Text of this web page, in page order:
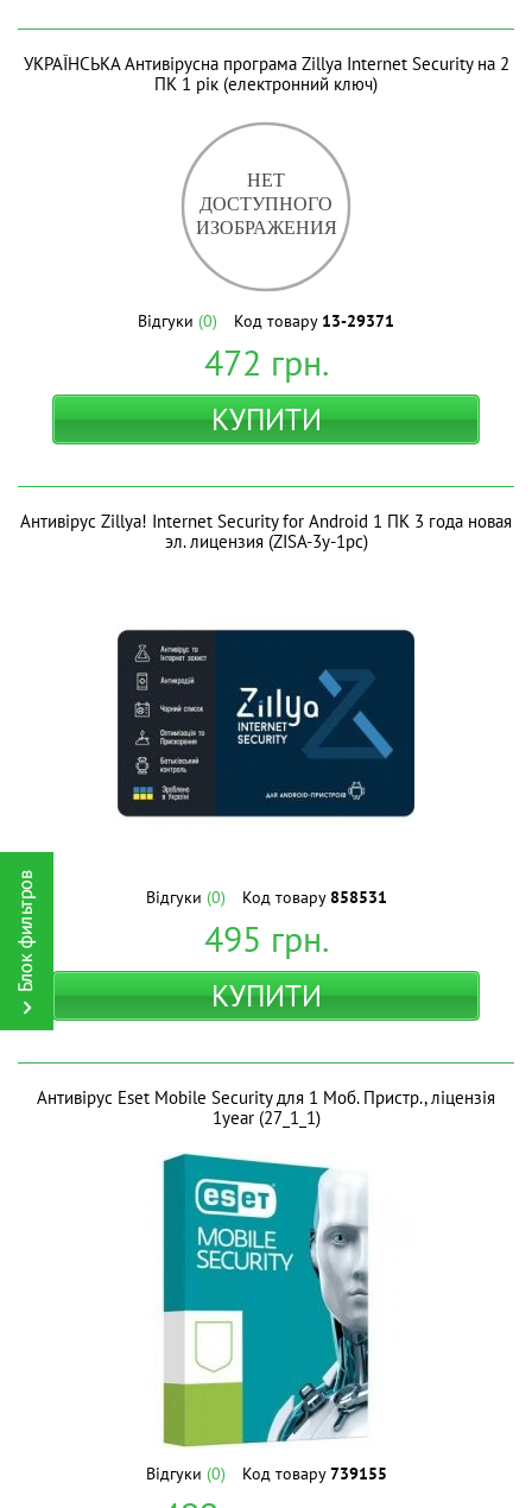
УКРАЇНСЬКА Антивірусна програма Zillya Internet Security на 2
ПК 1 рік (електронний ключ)
Відгуки (0) Код товару 13-29371
472 грн.
КУПИТИ
Антивірус Zillya! Internet Security for Android 1 ПК 3 года новая
эл. лицензия (ZISA-3y-1pc)
Відгуки (0) Код товару858531
495 грн.
КУПИТИ
Антивірус Eset Mobile Security для 1 Моб. Пристр., ліцензія
1year (27_1_1)
Відгуки (0) Код товару739155